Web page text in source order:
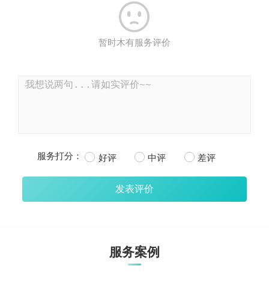

暂时木有服务评价
服务打分： 好评 中评 差评
服务案例